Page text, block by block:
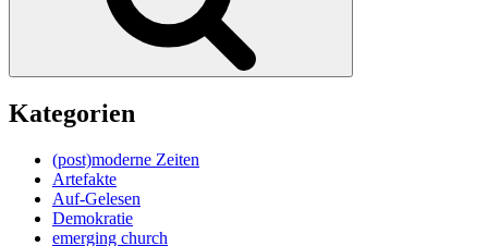
Kategorien
(post)moderne Zeiten
Artefakte
Auf-Gelesen
Demokratie
emerging church